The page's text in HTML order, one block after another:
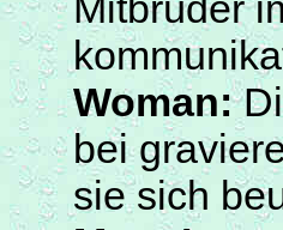
Woman:
bei
sie sich